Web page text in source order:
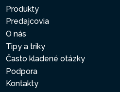
Produkty
Predajcovia
O nás
Tipy a triky
Často kladené otázky
Podpora
Kontakty